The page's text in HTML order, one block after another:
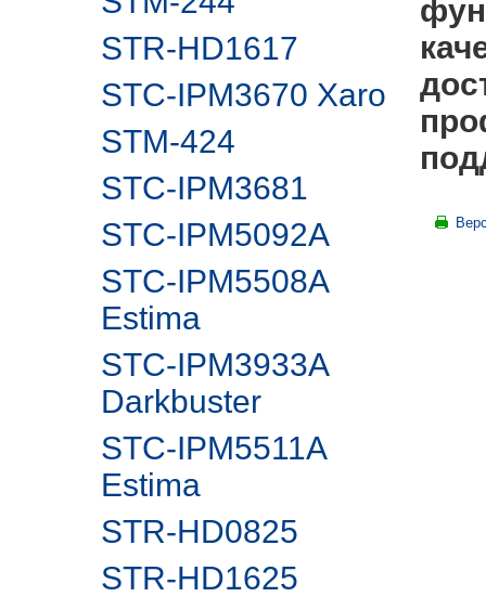
STR-HD1617
STC-IPM3670 Xaro
STM-424
STC-IPM3681
STC-IPM5092A
STC-IPM5508A
Estima
STC-IPM3933A
Darkbuster
STC-IPM5511A
Estima
STR-HD0825
STR-HD1625